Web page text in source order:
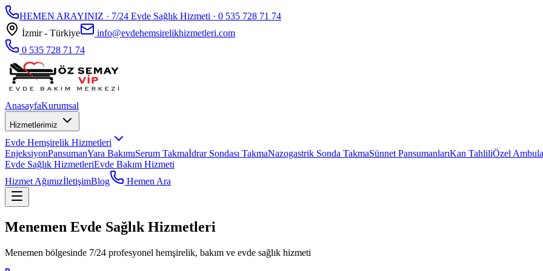
HEMEN ARAYINIZ · 7/24 Evde Sağlık Hizmeti · 0 535 728 71 74
İzmir - Türkiye
info@evdehemsirelikhizmetleri.com
0 535 728 71 74
AnasayfaKurumsal
Hizmetlerimiz
Evde Hemşirelik Hizmetleri
EnjeksiyonPansumanYara BakımıSerum Takmaİdrar Sondası TakmaNazogastrik Sonda TakmaSünnet PansumanlarıKan TahliliÖzel
Evde Sağlık HizmetleriEvde Bakım Hizmeti
Hizmet AğımızİletişimBlog Hemen Ara
Menemen Evde Sağlık Hizmetleri
Menemen bölgesinde 7/24 profesyonel hemşirelik, bakım ve evde sağlık hizmeti